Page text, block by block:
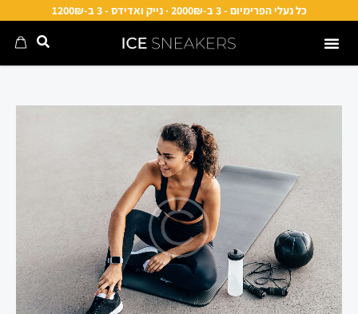
כל נעלי הפרימיום - 3 ב-2000₪ · נייק ואדידס - 3 ב-1200₪